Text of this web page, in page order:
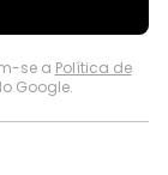
se a Política de
Google.